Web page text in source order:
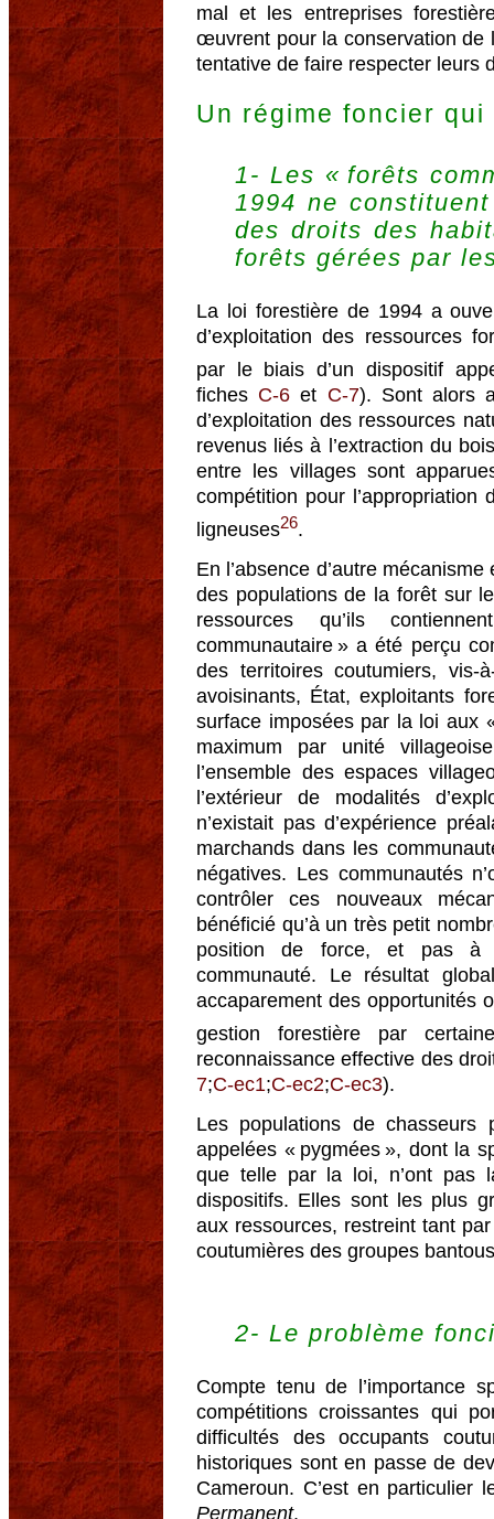
mal et les entreprises
œuvrent pour la conservation de
tentative de faire respecter leurs
Un régime foncier
1- Les « forêts
1994 ne
des droits des
forêts gérées par
La loi forestière de 1994 a
d’exploitation des ressources
par le biais d’un dispositif
fiches C-6 et C-7). Sont alors
d’exploitation des ressources
revenus liés à l’extraction du
entre les villages sont
compétition pour
ligneuses26.
En l’absence d’autre
des populations de la forêt sur
ressources qu’ils
communautaire » a été perçu
des territoires coutumiers, vis-
avoisinants, État, exploitants
surface imposées par la loi aux
maximum par unité
l’ensemble des espaces
l’extérieur de modalités
n’existait pas d’expérience
marchands dans les
négatives. Les communautés
contrôler ces nouveaux
bénéficié qu’à un très petit
position de force, et pas à
communauté. Le résultat
accaparement des opportunités
gestion forestière par
reconnaissance effective des
7;C-ec1;C-ec2;C-ec3).
Les populations de chasseurs
appelées « pygmées », dont la
que telle par la loi, n’ont pas
dispositifs. Elles sont les plus
aux ressources, restreint tant
coutumières des groupes
2- Le problème
Compte tenu de l’importance
compétitions croissantes qui
difficultés des occupants
historiques sont en passe de
Cameroun. C’est en
Permanent.